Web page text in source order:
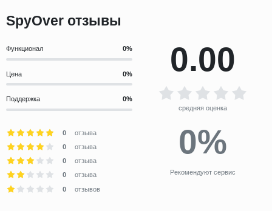
SpyOver отзывы
Функционал
Цена
Поддержка
0.00
средняя оценка
0
отзыва
0
отзыва
0
отзыва
0
отзыва
0
отзывов
0%
Рекомендуют сервис